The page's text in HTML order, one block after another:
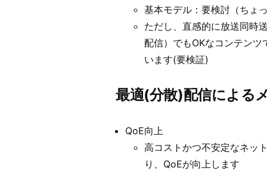
基本モデル：要検討（ちょ
ただし、直感的に放送同時
配信）でもOKなコンテン
います(要検証)
最適(分散)配信による
QoE向上
高コストかつ不安定なネッ
り、QoEが向上します